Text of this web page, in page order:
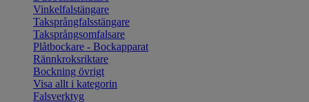
Vinkelfalstängare
Taksprångfalsstängare
Taksprångsomfalsare
Plåtbockare - Bockapparat
Rännkroksriktare
Bockning övrigt
Visa allt i kategorin
Falsverktyg